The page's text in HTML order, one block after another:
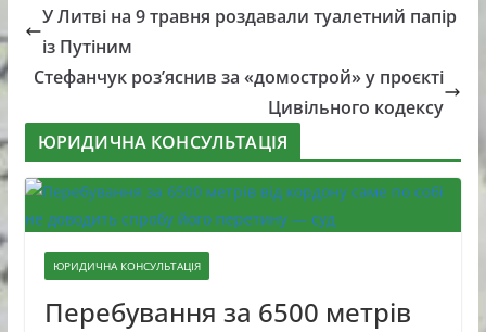
У Литві на 9 травня роздавали туалетний папір
із Путіним
Стефанчук роз’яснив за «домострой» у проєкті
Цивільного кодексу
ЮРИДИЧНА КОНСУЛЬТАЦІЯ
ЮРИДИЧНА КОНСУЛЬТАЦІЯ
Перебування за 6500 метрів